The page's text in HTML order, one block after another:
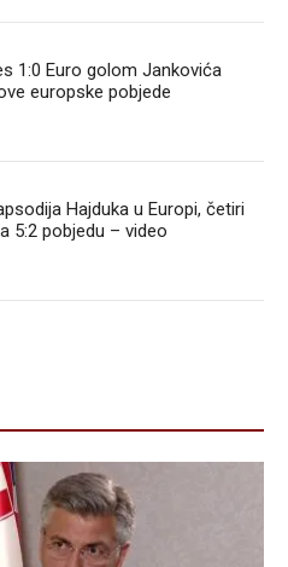
1:0 Euro golom Jankovića
europske pobjede
Hajduka u Europi, četiri
5:2 pobjedu – video